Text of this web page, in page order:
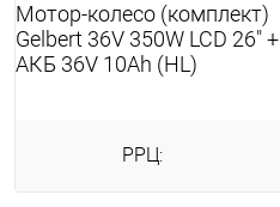
Мотор-колесо (комплект)
Gelbert 36V 350W LCD 26" +
АКБ 36V 10Ah (HL)
РРЦ: